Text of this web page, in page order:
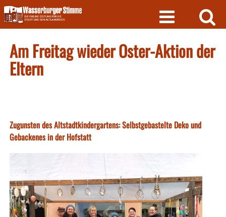
Skip
to
content
Am Freitag wieder Oster-Aktion der
Eltern
Zugunsten des Altstadtkindergartens: Selbstgebastelte Deko und
Gebackenes in der Hofstatt